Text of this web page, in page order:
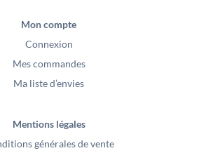
Mon compte
Connexion
Mes commandes
Ma liste d’envies
Mentions légales
générales de vente